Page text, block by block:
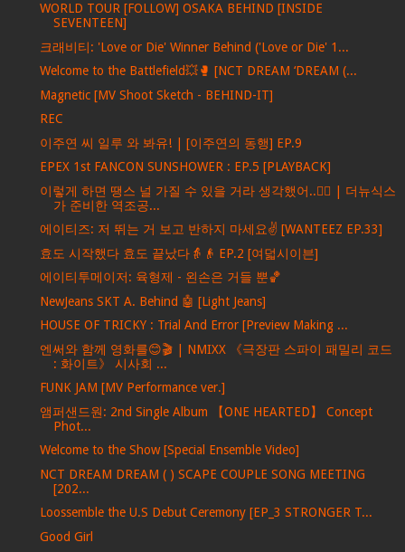
WORLD TOUR [FOLLOW] OSAKA BEHIND [INSIDE
SEVENTEEN]
크래비티: 'Love or Die' Winner Behind ('Love or Die' 1...
Welcome to the Battlefield💥🥊 [NCT DREAM ‘DREAM (...
Magnetic [MV Shoot Sketch - BEHIND-IT]
REC
이주연 씨 일루 와 봐유! | [이주연의 동행] EP.9
EPEX 1st FANCON SUNSHOWER : EP.5 [PLAYBACK]
이렇게 하면 땡스 널 가질 수 있을 거라 생각했어..❤️‍🔥 | 더뉴식스
가 준비한 역조공...
에이티즈: 저 뛰는 거 보고 반하지 마세요✌ [WANTEEZ EP.33]
효도 시작했다 효도 끝났다👵👴 EP.2 [여덟시이븐]
에이티투메이저: 육형제 - 왼손은 거들 뿐🏀
NewJeans SKT A. Behind 🤖 [Light Jeans]
HOUSE OF TRICKY : Trial And Error [Preview Making ...
엔써와 함께 영화를😊🎬 | NMIXX 《극장판 스파이 패밀리 코드
: 화이트》 시사회 ...
FUNK JAM [MV Performance ver.]
앰퍼샌드원: 2nd Single Album 【ONE HEARTED】 Concept
Phot...
Welcome to the Show [Special Ensemble Video]
NCT DREAM DREAM ( ) SCAPE COUPLE SONG MEETING
[202...
Loossemble the U.S Debut Ceremony [EP_3 STRONGER T...
Good Girl